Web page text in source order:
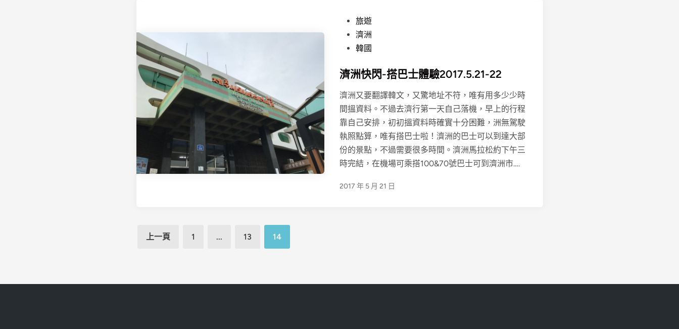
e
d
i
n
旅遊
濟洲
韓國
濟洲快閃-搭巴士體驗2017.5.21-22
濟洲又要翻譯韓文，又驚地址不符，唯有用多少少時
間搵資料。不過去濟行第一天自己落機，早上的行程
靠自己安排，初初搵資料時確實十分困難，洲無駕駛
執照點算，唯有搭巴士啦！濟洲的巴士可以到達大部
份的景點，不過需要很多時間。濟洲馬拉松約下午三
時完結，在機場可乘搭100&70號巴士可到濟洲市….
2017 年 5 月 21 日
上一頁 1 ... 13 14